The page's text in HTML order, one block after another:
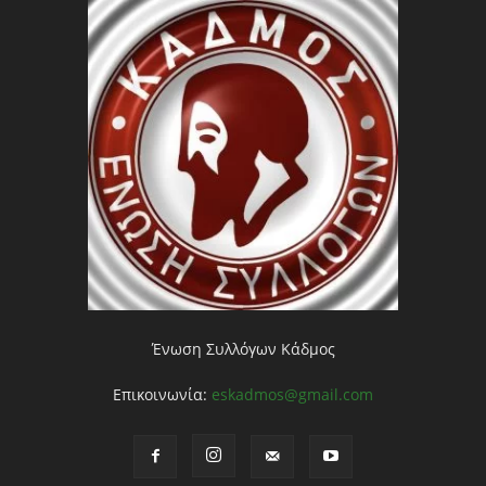
Ένωση Συλλόγων Κάδμος
Επικοινωνία: eskadmos@gmail.com